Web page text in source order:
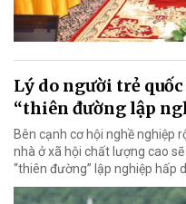
Lý do người trẻ
“thiên đường lập
Bên cạnh cơ hội nghề nghiệp
nhà ở xã hội chất lượng cao
“thiên đường” lập nghiệp hấp